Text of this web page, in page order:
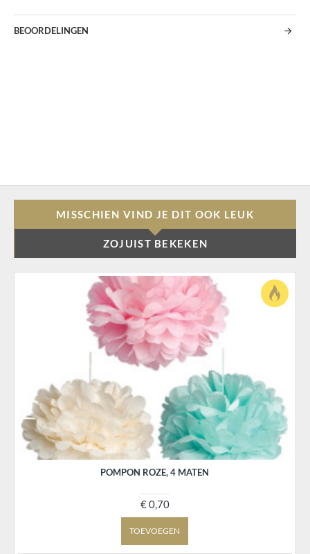
BEOORDELINGEN
MISSCHIEN VIND JE DIT OOK LEUK
ZOJUIST BEKEKEN
POMPON ROZE, 4 MATEN
€ 0,70
TOEVOEGEN